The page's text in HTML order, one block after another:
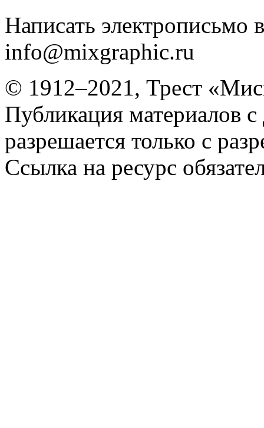
Написать электрописьмо
info@mixgraphic.ru
© 1912–2021, Трест
Публикация материалов
разрешается только с
Ссылка на ресурс